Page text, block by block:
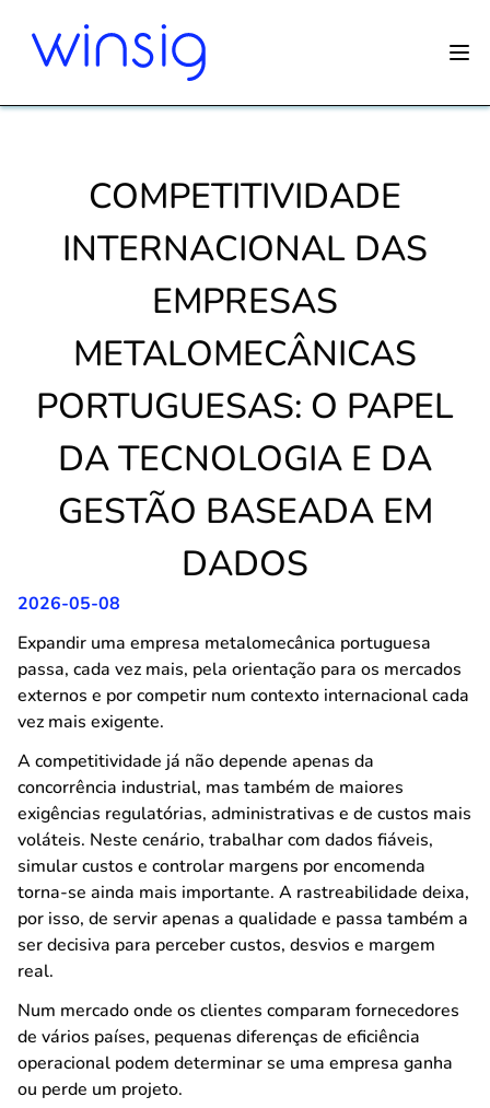
COMPETITIVIDADE
INTERNACIONAL DAS
EMPRESAS
METALOMECÂNICAS
PORTUGUESAS: O PAPEL
DA TECNOLOGIA E DA
GESTÃO BASEADA EM
DADOS
2026-05-08
Expandir uma empresa metalomecânica portuguesa
passa, cada vez mais, pela orientação para os mercados
externos e por competir num contexto internacional cada
vez mais exigente.
A competitividade já não depende apenas da
concorrência industrial, mas também de maiores
exigências regulatórias, administrativas e de custos mais
voláteis. Neste cenário, trabalhar com dados fiáveis,
simular custos e controlar margens por encomenda
torna-se ainda mais importante. A rastreabilidade deixa,
por isso, de servir apenas a qualidade e passa também a
ser decisiva para perceber custos, desvios e margem
real.
Num mercado onde os clientes comparam fornecedores
de vários países, pequenas diferenças de eficiência
operacional podem determinar se uma empresa ganha
ou perde um projeto.